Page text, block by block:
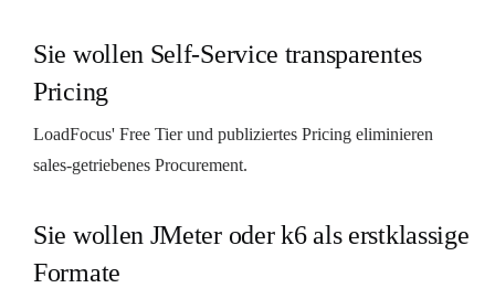
Sie wollen Self-Service transparentes
Pricing
LoadFocus' Free Tier und publiziertes Pricing eliminieren
sales-getriebenes Procurement.
Sie wollen JMeter oder k6 als erstklassige
Formate